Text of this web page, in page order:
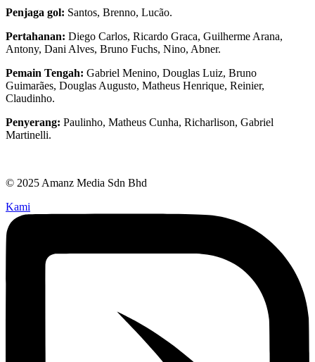
Penjaga gol: Santos, Brenno, Lucão.
Pertahanan: Diego Carlos, Ricardo Graca, Guilherme Arana,
Antony, Dani Alves, Bruno Fuchs, Nino, Abner.
Pemain Tengah: Gabriel Menino, Douglas Luiz, Bruno
Guimarães, Douglas Augusto, Matheus Henrique, Reinier,
Claudinho.
Penyerang: Paulinho, Matheus Cunha, Richarlison, Gabriel
Martinelli.
© 2025 Amanz Media Sdn Bhd
Kami